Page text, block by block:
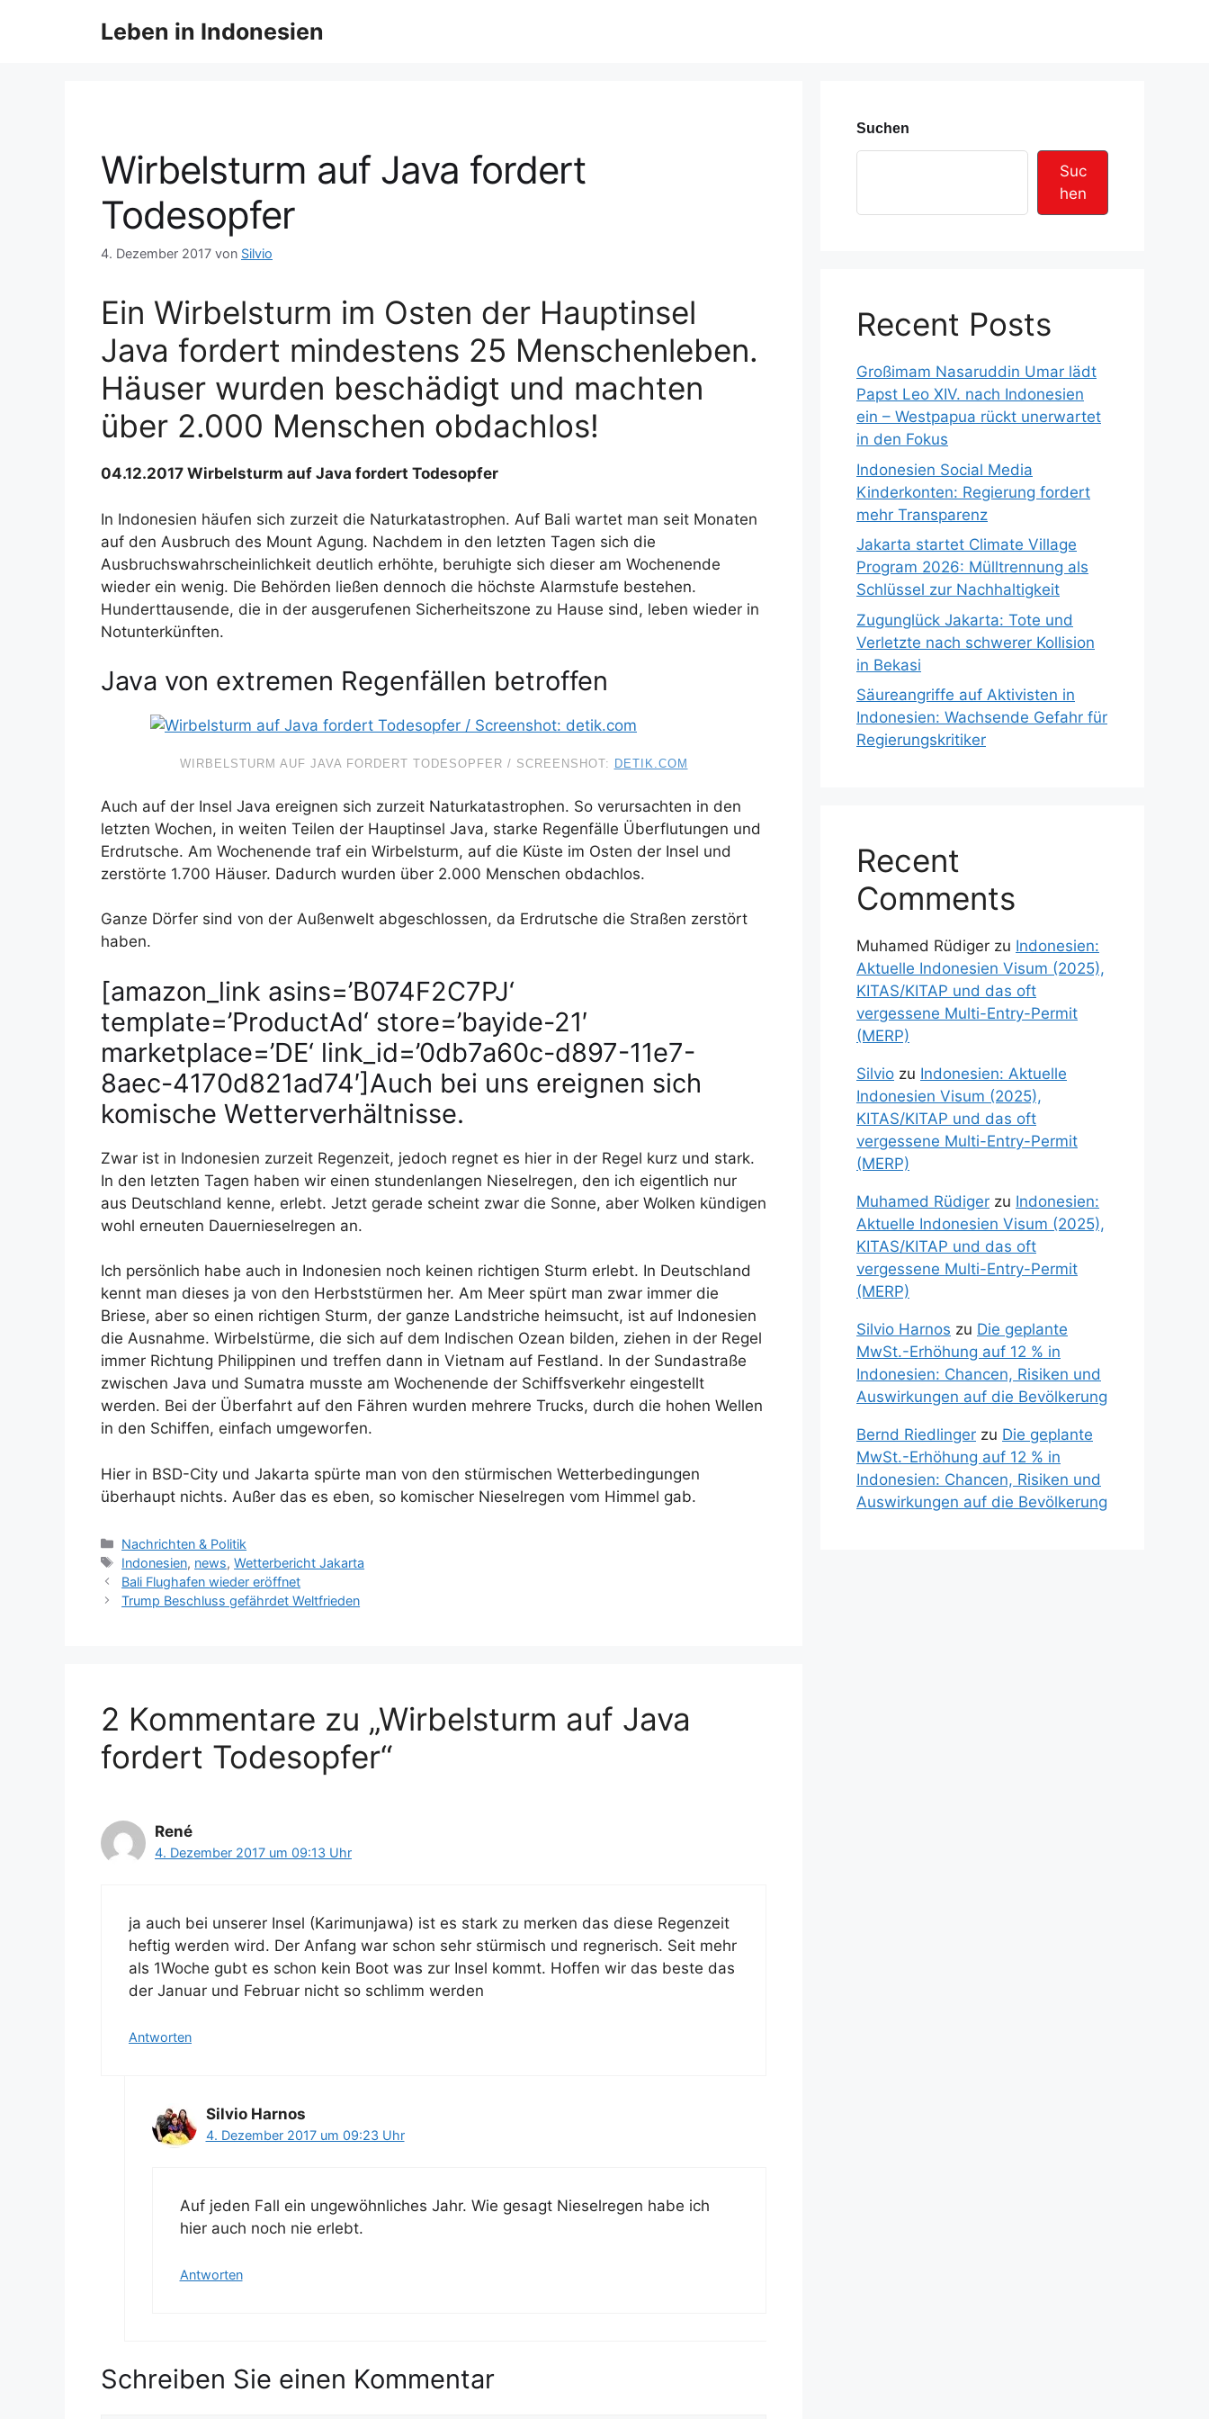
Leben in Indonesien
Wirbelsturm auf Java fordert
Todesopfer
4. Dezember 2017 von Silvio
Ein Wirbelsturm im Osten der Hauptinsel
Java fordert mindestens 25 Menschenleben.
Häuser wurden beschädigt und machten
über 2.000 Menschen obdachlos!
04.12.2017 Wirbelsturm auf Java fordert Todesopfer
In Indonesien häufen sich zurzeit die Naturkatastrophen. Auf Bali wartet man seit Monaten
auf den Ausbruch des Mount Agung. Nachdem in den letzten Tagen sich die
Ausbruchswahrscheinlichkeit deutlich erhöhte, beruhigte sich dieser am Wochenende
wieder ein wenig. Die Behörden ließen dennoch die höchste Alarmstufe bestehen.
Hunderttausende, die in der ausgerufenen Sicherheitszone zu Hause sind, leben wieder in
Notunterkünften.
Java von extremen Regenfällen betroffen
WIRBELSTURM AUF JAVA FORDERT TODESOPFER / SCREENSHOT: DETIK.COM
Auch auf der Insel Java ereignen sich zurzeit Naturkatastrophen. So verursachten in den
letzten Wochen, in weiten Teilen der Hauptinsel Java, starke Regenfälle Überflutungen und
Erdrutsche. Am Wochenende traf ein Wirbelsturm, auf die Küste im Osten der Insel und
zerstörte 1.700 Häuser. Dadurch wurden über 2.000 Menschen obdachlos.
Ganze Dörfer sind von der Außenwelt abgeschlossen, da Erdrutsche die Straßen zerstört
haben.
[amazon_link asins=’B074F2C7PJ‘
template=’ProductAd‘ store=’bayide-21′
marketplace=’DE‘ link_id=’0db7a60c-d897-11e7-
8aec-4170d821ad74′]Auch bei uns ereignen sich
komische Wetterverhältnisse.
Zwar ist in Indonesien zurzeit Regenzeit, jedoch regnet es hier in der Regel kurz und stark.
In den letzten Tagen haben wir einen stundenlangen Nieselregen, den ich eigentlich nur
aus Deutschland kenne, erlebt. Jetzt gerade scheint zwar die Sonne, aber Wolken kündigen
wohl erneuten Dauernieselregen an.
Ich persönlich habe auch in Indonesien noch keinen richtigen Sturm erlebt. In Deutschland
kennt man dieses ja von den Herbststürmen her. Am Meer spürt man zwar immer die
Briese, aber so einen richtigen Sturm, der ganze Landstriche heimsucht, ist auf Indonesien
die Ausnahme. Wirbelstürme, die sich auf dem Indischen Ozean bilden, ziehen in der Regel
immer Richtung Philippinen und treffen dann in Vietnam auf Festland. In der Sundastraße
zwischen Java und Sumatra musste am Wochenende der Schiffsverkehr eingestellt
werden. Bei der Überfahrt auf den Fähren wurden mehrere Trucks, durch die hohen Wellen
in den Schiffen, einfach umgeworfen.
Hier in BSD-City und Jakarta spürte man von den stürmischen Wetterbedingungen
überhaupt nichts. Außer das es eben, so komischer Nieselregen vom Himmel gab.
K
a
t
e
Nachrichten & Politik
S
c
h
e
r
Indonesien, news,Wetterbericht Jakarta
Bali Flughafen wieder eröffnet
Trump Beschluss gefährdet Weltfrieden
2 Kommentare zu „Wirbelsturm auf Java
fordert Todesopfer“
René
4. Dezember 2017 um 09:13 Uhr
ja auch bei unserer Insel (Karimunjawa) ist es stark zu merken das diese Regenzeit
heftig werden wird. Der Anfang war schon sehr stürmisch und regnerisch. Seit mehr
als 1Woche gubt es schon kein Boot was zur Insel kommt. Hoffen wir das beste das
der Januar und Februar nicht so schlimm werden
Antworten
Silvio Harnos
4. Dezember 2017 um 09:23 Uhr
Auf jeden Fall ein ungewöhnliches Jahr. Wie gesagt Nieselregen habe ich
hier auch noch nie erlebt.
Antworten
Schreiben Sie einen Kommentar
Suchen
Suc
hen
Recent Posts
Großimam Nasaruddin Umar lädt
Papst Leo XIV. nach Indonesien
ein – Westpapua rückt unerwartet
in den Fokus
Indonesien Social Media
Kinderkonten: Regierung fordert
mehr Transparenz
Jakarta startet Climate Village
Program 2026: Mülltrennung als
Schlüssel zur Nachhaltigkeit
Zugunglück Jakarta: Tote und
Verletzte nach schwerer Kollision
in Bekasi
Säureangriffe auf Aktivisten in
Indonesien: Wachsende Gefahr für
Regierungskritiker
Recent
Comments
Muhamed Rüdiger zu Indonesien:
Aktuelle Indonesien Visum (2025),
KITAS/KITAP und das oft
vergessene Multi-Entry-Permit
(MERP)
Silvio zu Indonesien: Aktuelle
Indonesien Visum (2025),
KITAS/KITAP und das oft
vergessene Multi-Entry-Permit
(MERP)
Muhamed Rüdiger zu Indonesien:
Aktuelle Indonesien Visum (2025),
KITAS/KITAP und das oft
vergessene Multi-Entry-Permit
(MERP)
Silvio Harnos zu Die geplante
MwSt.-Erhöhung auf 12 % in
Indonesien: Chancen, Risiken und
Auswirkungen auf die Bevölkerung
Bernd Riedlinger zu Die geplante
MwSt.-Erhöhung auf 12 % in
Indonesien: Chancen, Risiken und
Auswirkungen auf die Bevölkerung